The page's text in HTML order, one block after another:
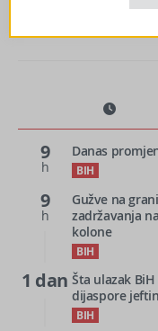
9
h
Danas
BIH
9
h
Gužve na
zadržavanja
kolone
BIH
1 dan Šta ulazak BiH
dijaspore
BIH